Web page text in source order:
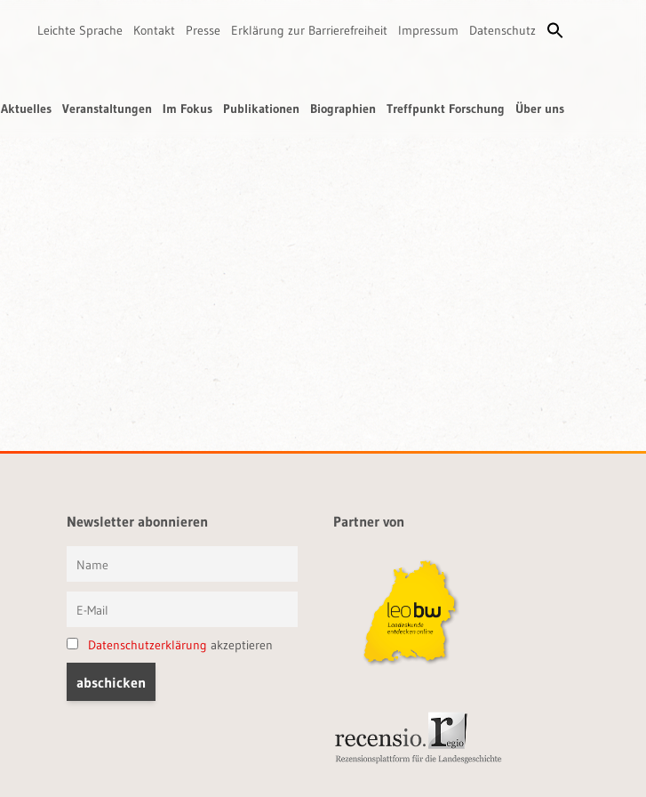
Leichte Sprache Kontakt Presse Erklärung zur Barrierefreiheit Impressum Datenschutz
Aktuelles Veranstaltungen Im Fokus Publikationen Biographien Treffpunkt Forschung Über uns
Newsletter abonnieren
Datenschutzerklärung akzeptieren
Partner von